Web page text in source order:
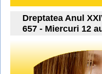
Dreptatea Anul
657 - Miercuri 12